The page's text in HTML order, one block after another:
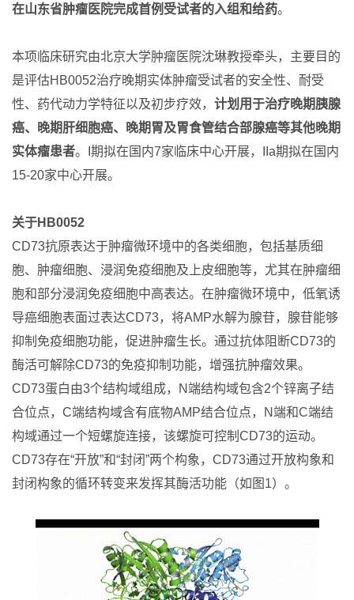
在山东省肿瘤医院完成首例受试者的入组和给药。
本项临床研究由北京大学肿瘤医院沈琳教授牵头，主要目的
是评估HB0052治疗晚期实体肿瘤受试者的安全性、耐受
性、药代动力学特征以及初步疗效， 计划用于治疗晚期胰腺
癌、晚期肝细胞癌、晚期胃及胃食管结合部腺癌等其他晚期
实体瘤患者。I期拟在国内7家临床中心开展，IIa期拟在国内
15-20家中心开展。
关于HB0052
CD73抗原表达于肿瘤微环境中的各类细胞，包括基质细
胞、肿瘤细胞、浸润免疫细胞及上皮细胞等，尤其在肿瘤细
胞和部分浸润免疫细胞中高表达。在肿瘤微环境中，低氧诱
导癌细胞表面过表达CD73，将AMP水解为腺苷，腺苷能够
抑制免疫细胞功能，促进肿瘤生长。通过抗体阻断CD73的
酶活可解除CD73的免疫抑制功能，增强抗肿瘤效果。
CD73蛋白由3个结构域组成，N端结构域包含2个锌离子结
合位点，C端结构域含有底物AMP结合位点，N端和C端结
构域通过一个短螺旋连接，该螺旋可控制CD73的运动。
CD73存在“开放”和“封闭”两个构象，CD73通过开放构象和
封闭构象的循环转变来发挥其酶活功能（如图1）。